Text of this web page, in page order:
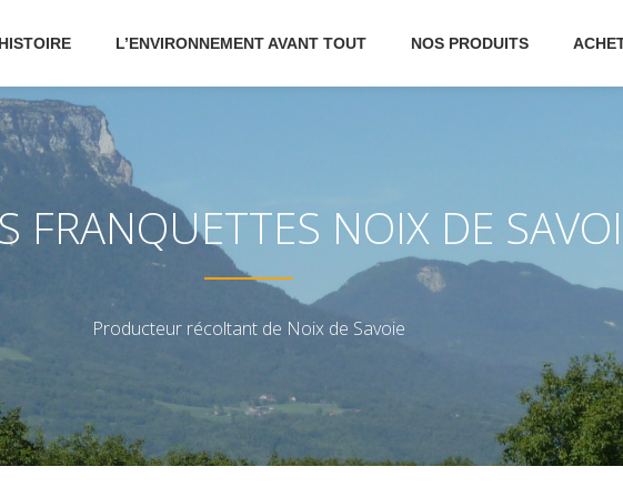
L’ENVIRONNEMENT AVANT TOUT NOS PRODUITS
FRANQUETTES NOIX DE
Producteur récoltant de Noix de Savoie